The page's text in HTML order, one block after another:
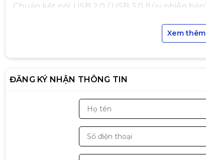
Chuẩn kết nối: USB 2.0 / USB 3.0 (tùy phiên bản)
Tốc độ mạng hỗ trợ: 10 / 100 / 1000 Mbps (tùy
Chuẩn mạng: IEEE 802.3 / 802.3u / 802.3ab
Tính năng nổi bật
• Chuyển đổi cổng USB sang LAN RJ45 nhanh
• Kết nối internet ổn định hơn so với WiFi
• Cắm là sử dụng, hỗ trợ nhiều hệ điều hành phổ
• Thiết kế nhỏ gọn, dễ mang theo khi di chuyển
• Phù hợp laptop mỏng không có cổng LAN
Xem
ĐĂNG KÝ NHẬN THÔNG TIN